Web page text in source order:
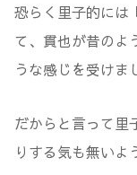
恐らく里子的には
て、貫也が昔のよ
うな感じを受けま
だからと言って里
りする気も無いよ